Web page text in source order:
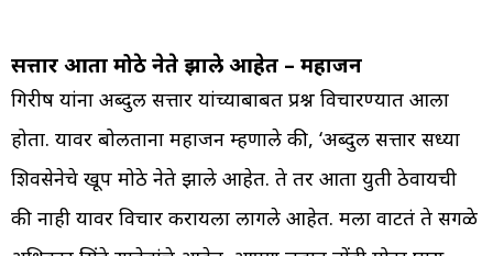
सत्तार आता मोठे नेते झाले आहेत – महाजन
गिरीष यांना अब्दुल सत्तार यांच्याबाबत प्रश्न विचारण्यात आला
होता. यावर बोलताना महाजन म्हणाले की, ‘अब्दुल सत्तार सध्या
शिवसेनेचे खूप मोठे नेते झाले आहेत. ते तर आता युती ठेवायची
की नाही यावर विचार करायला लागले आहेत. मला वाटतं ते सगळे